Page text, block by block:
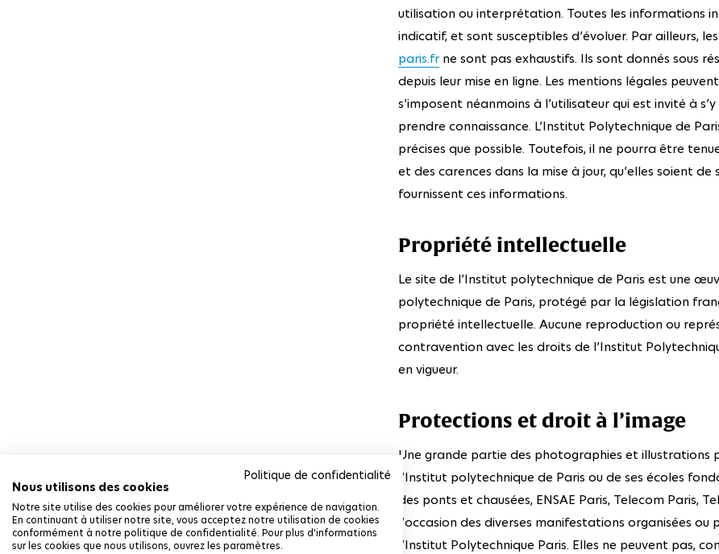
Politique de confidentialité
Nous utilisons des cookies
Notre site utilise des cookies pour améliorer votre expérience de navigation.
En continuant à utiliser notre site, vous acceptez notre utilisation de cookies
conformément à notre politique de confidentialité. Pour plus d'informations
sur les cookies que nous utilisons, ouvrez les paramètres.
utilisation ou interprétation. Toutes les informations
indicatif, et sont susceptibles d’évoluer. Par ailleurs,
paris.frne sont pas exhaustifs. Ils sont donnés sous
depuis leur mise en ligne. Les mentions légales
s’imposent néanmoins à l’utilisateur qui est invité à
prendre connaissance. L’Institut Polytechnique de
précises que possible. Toutefois, il ne pourra être
et des carences dans la mise à jour, qu’elles soient
fournissent ces informations.
Propriété intellectuelle
Le site de l’Institut polytechnique de Paris est une
polytechnique de Paris, protégé par la législation
propriété intellectuelle. Aucune reproduction ou
contravention avec les droits de l’Institut
en vigueur.
Protections et droit à l’image
Une grande partie des photographies et illustrations
l’Institut polytechnique de Paris ou de ses écoles
des ponts et chausées, ENSAE Paris, Telecom Paris,
l’occasion des diverses manifestations organisées
l’Institut Polytechnique Paris. Elles ne peuvent pas,